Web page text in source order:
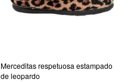
Merceditas respetuosa estampado
de leopardo